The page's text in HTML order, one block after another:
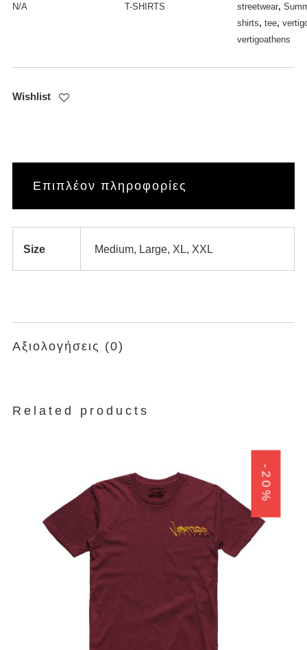
ποσότητα
N/A
T-SHIRTS
streetwear,
shirts, tee,
vertigoathens
Wishlist
Επιπλέον πληροφορίες
Size Medium, Large, XL, XXL
Αξιολογήσεις (0)
Related products
-20%